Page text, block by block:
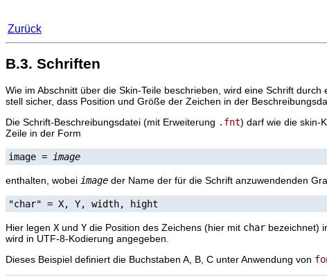
Zurück
B.3. Schriften
Wie im Abschnitt über die Skin-Teile beschrieben, wird eine Schrift
stell sicher, dass Position und Größe der Zeichen in der
Die Schrift-Beschreibungsdatei (mit Erweiterung .fnt) darf wie die skin-
Zeile in der Form
image = image
enthalten, wobei image der Name der für die Schrift anzuwendenden
"char" = X, Y, width, hight
Hier legen X und Y die Position des Zeichens (hier mit char bezeichnet)
wird in UTF-8-Kodierung angegeben.
Dieses Beispiel definiert die Buchstaben A, B, C unter Anwendung von